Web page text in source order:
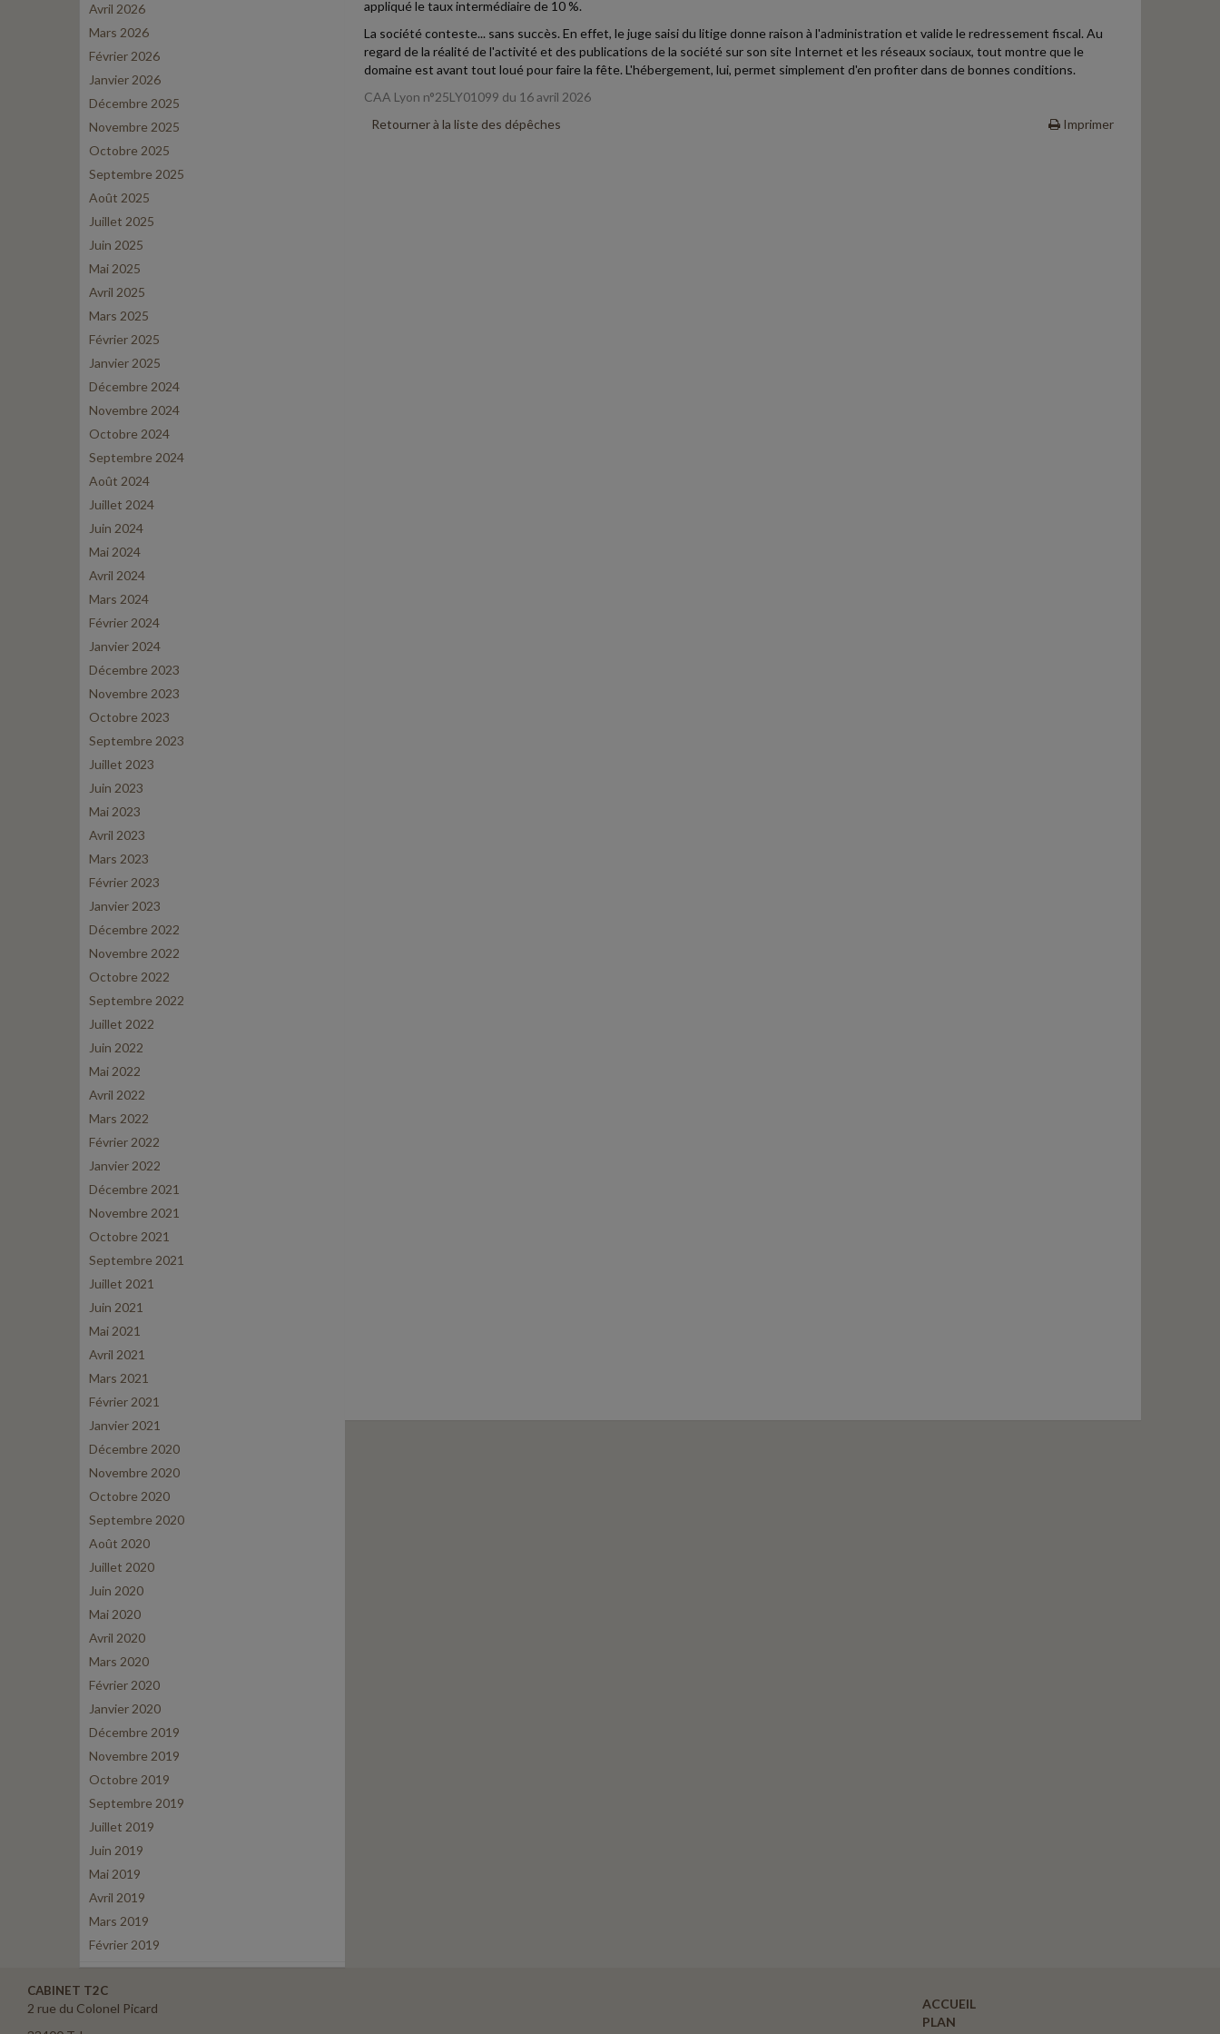
Avril 2026
Mars 2026
Février 2026
Janvier 2026
Décembre 2025
Novembre 2025
Octobre 2025
Septembre 2025
Août 2025
Juillet 2025
Juin 2025
Mai 2025
Avril 2025
Mars 2025
Février 2025
Janvier 2025
Décembre 2024
Novembre 2024
Octobre 2024
Septembre 2024
Août 2024
Juillet 2024
Juin 2024
Mai 2024
Avril 2024
Mars 2024
Février 2024
Janvier 2024
Décembre 2023
Novembre 2023
Octobre 2023
Septembre 2023
Juillet 2023
Juin 2023
Mai 2023
Avril 2023
Mars 2023
Février 2023
Janvier 2023
Décembre 2022
Novembre 2022
Octobre 2022
Septembre 2022
Juillet 2022
Juin 2022
Mai 2022
Avril 2022
Mars 2022
Février 2022
Janvier 2022
Décembre 2021
Novembre 2021
Octobre 2021
Septembre 2021
Juillet 2021
Juin 2021
Mai 2021
Avril 2021
Mars 2021
Février 2021
Janvier 2021
Décembre 2020
Novembre 2020
Octobre 2020
Septembre 2020
Août 2020
Juillet 2020
Juin 2020
Mai 2020
Avril 2020
Mars 2020
Février 2020
Janvier 2020
Décembre 2019
Novembre 2019
Octobre 2019
Septembre 2019
Juillet 2019
Juin 2019
Mai 2019
Avril 2019
Mars 2019
Février 2019
appliqué le taux intermédiaire de 10 %.
La société conteste... sans succès. En effet, le juge saisi du litige donne raison à l'administration et valide le redressement fiscal. Au
regard de la réalité de l'activité et des publications de la société sur son site Internet et les réseaux sociaux, tout montre que le
domaine est avant tout loué pour faire la fête. L'hébergement, lui, permet simplement d'en profiter dans de bonnes conditions.
CAA Lyon n°25LY01099 du 16 avril 2026
Retourner à la liste des dépêches
Imprimer
CABINET T2C
2 rue du Colonel Picard
ACCUEIL
PLAN